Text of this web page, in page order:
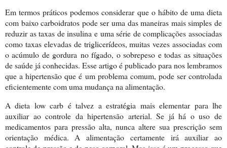
Em termos práticos podemos considerar que o hábito de uma dieta
com baixo carboidratos pode ser uma das maneiras mais simples de
reduzir as taxas de insulina e uma série de complicações associadas
como taxas elevadas de triglicerídeos, muitas vezes associadas com
o acúmulo de gordura no fígado, o sobrepeso e todas as situações
de saúde já conhecidas. Esse artigo é publicado para nos lembramos
que a hipertensão que é um problema comum, pode ser controlada
eficientemente com uma mudança na alimentação.
A dieta low carb é talvez a estratégia mais elementar para lhe
auxiliar ao controle da hipertensão arterial. Se já há o uso de
medicamentos para pressão alta, nunca altere sua prescrição sem
orientação médica. A alimentação certamente irá auxiliar ao